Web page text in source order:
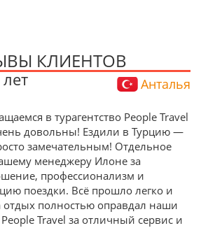
КЛИЕНТОВ
Анталья
в турагентство People Travel
довольны! Ездили в Турцию —
замечательным! Отдельное
менеджеру Илоне за
профессионализм и
поездки. Всё прошло легко и
отдых полностью оправдал наши
Travel за отличный сервис и